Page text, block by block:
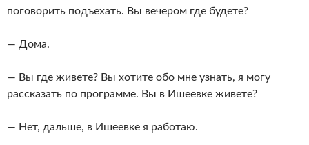
поговорить подъехать. Вы вечером где будете?
— Дома.
— Вы где живете? Вы хотите обо мне узнать, я могу
рассказать по программе. Вы в Ишеевке живете?
— Нет, дальше, в Ишеевке я работаю.